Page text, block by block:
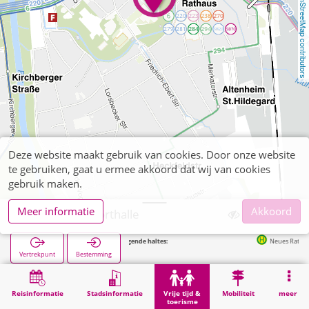
OpenStreetMap contributors
Reisinformatie Stadsinformatie
Vrije tijd &
toerisme
Mobiliteit meer
Jülich, Kreisporthalle
Vertrekpunt Bestemming
Volgende haltes: Neues Rathaus in
Vrije tijd & toerisme Jülich, Kreisporthalle
Deze website maakt gebruik van cookies. Door onze website
te gebruiken, gaat u ermee akkoord dat wij van cookies
gebruik maken.
Meer informatie
Akkoord